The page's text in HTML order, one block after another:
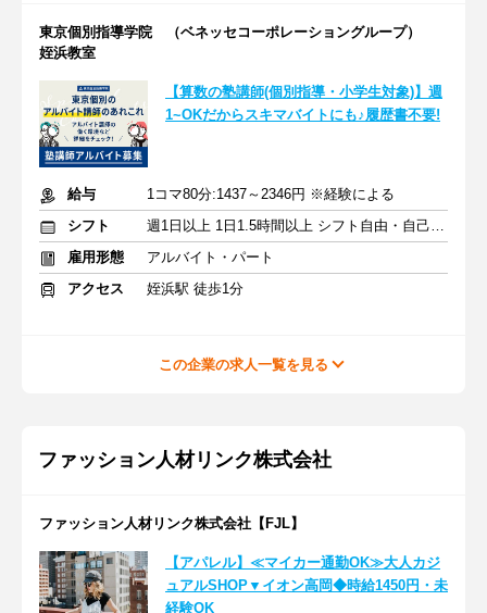
東京個別指導学院 （ベネッセコーポレーショングループ）
姪浜教室
【算数の塾講師(個別指導・小学生対象)】週
1~OKだからスキマバイトにも♪履歴書不要!
給与
1コマ80分:1437～2346円 ※経験による
シフト
週1日以上 1日1.5時間以上 シフト自由・自己申告
雇用形態
アルバイト・パート
アクセス
姪浜駅 徒歩1分
この企業の求人一覧を見る
ファッション人材リンク株式会社
ファッション人材リンク株式会社【FJL】
【アパレル】≪マイカー通勤OK≫大人カジ
ュアルSHOP▼イオン高岡◆時給1450円・未
経験OK